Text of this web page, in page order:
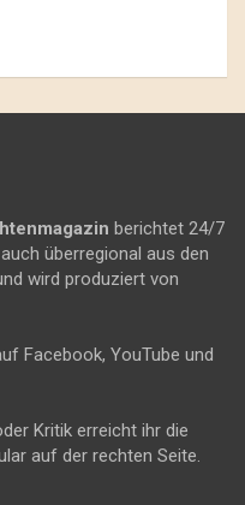
berichtet 24/7
überregional aus den
wird produziert von
Facebook, YouTube und
Kritik erreicht ihr die
auf der rechten Seite.